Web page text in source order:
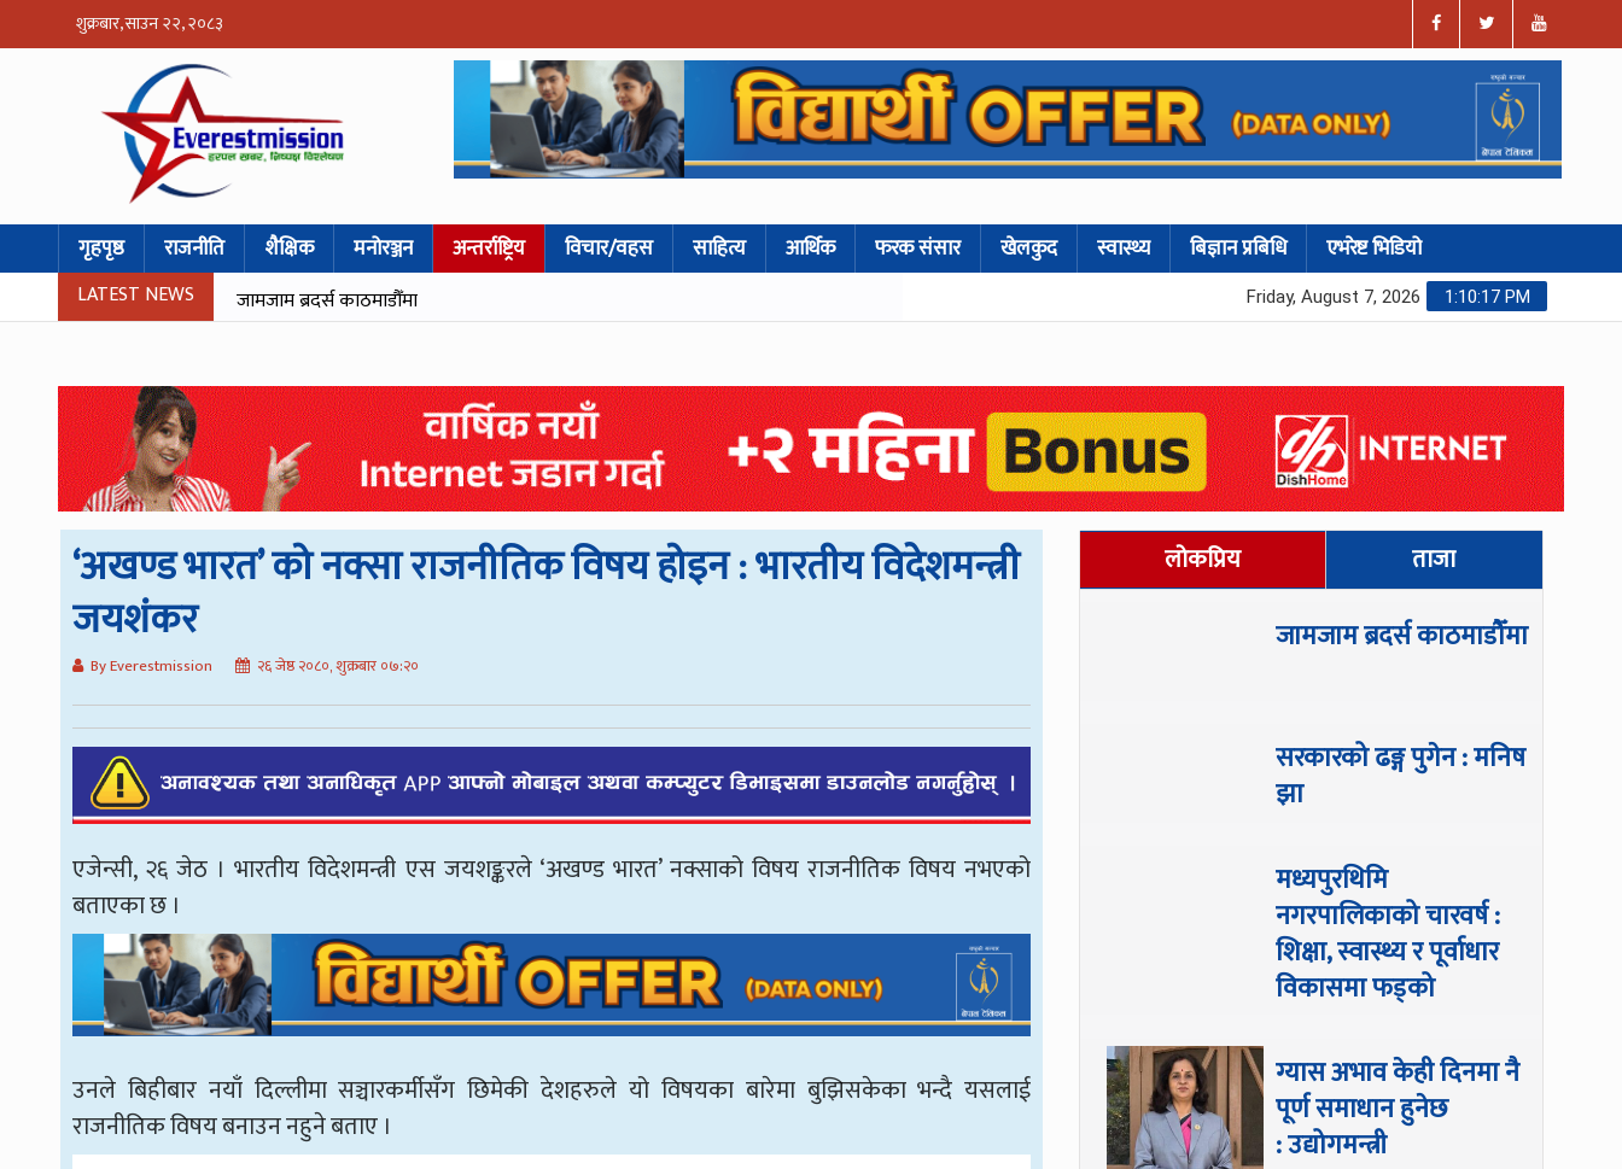
शुक्रबार, साउन २२, २०८३
गृहपृष्ठ राजनीति शैक्षिक मनोरञ्जन अन्तर्राष्ट्रिय विचार/वहस साहित्य आर्थिक फरक संसार खेलकुद स्वास्थ्य बिज्ञान प्रबिधि एभरेष्ट भिडियो
LATEST NEWS जामजाम ब्रदर्स काठमाडौँमा 1:10:17 PM
Friday, August 7, 2026
‘अखण्ड भारत’ को नक्सा राजनीतिक विषय होइन : भारतीय विदेशमन्त्री
जयशंकर
By Everestmission २६ जेष्ठ २०८०, शुक्रबार ०७:२०
एजेन्सी, २६ जेठ । भारतीय विदेशमन्त्री एस जयशङ्करले ‘अखण्ड भारत’ नक्साको विषय राजनीतिक विषय नभएको
बताएका छ ।
उनले बिहीबार नयाँ दिल्लीमा सञ्चारकर्मीसँग छिमेकी देशहरुले यो विषयका बारेमा बुझिसकेका भन्दै यसलाई
राजनीतिक विषय बनाउन नहुने बताए ।
लोकप्रिय ताजा
जामजाम ब्रदर्स काठमाडौँमा
सरकारको ढङ्ग पुगेन : मनिष
झा
मध्यपुरथिमि
नगरपालिकाको चारवर्ष :
शिक्षा, स्वास्थ्य र पूर्वाधार
विकासमा फड्को
ग्यास अभाव केही दिनमा नै
पूर्ण समाधान हुनेछ
: उद्योगमन्त्री